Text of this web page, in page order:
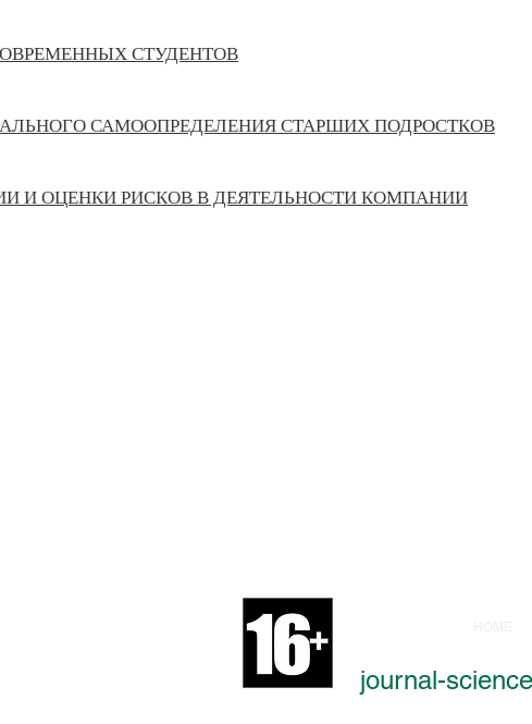
СТУДЕНТОВ
САМООПРЕДЕЛЕНИЯ СТАРШИХ ПОДРОСТКОВ
И ОЦЕНКИ РИСКОВ В ДЕЯТЕЛЬНОСТИ КОМПАНИИ
journal-